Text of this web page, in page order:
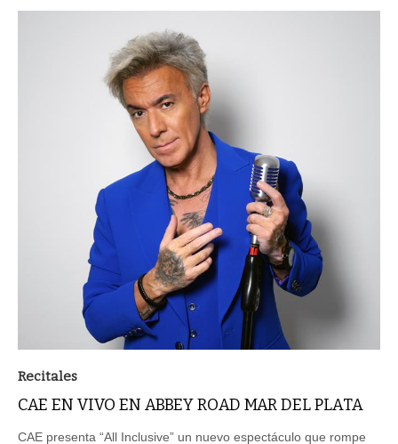
Recitales
CAE EN VIVO EN ABBEY ROAD MAR DEL PLATA
CAE presenta “All Inclusive” un nuevo espectáculo que rompe